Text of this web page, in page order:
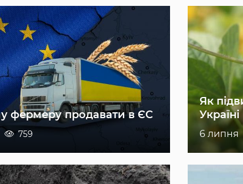
фермеру продавати в ЄС
759
Як
Україні
6 липня